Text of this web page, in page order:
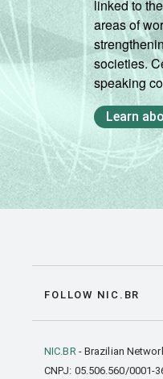
linked to
areas of
societies.
speaking
Learn
FOLLOW NIC.BR
NIC.BR- Brazilian
CNPJ: 05.506.560/0001-